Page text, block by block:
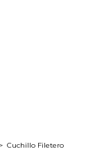
> Cuchillo Filetero